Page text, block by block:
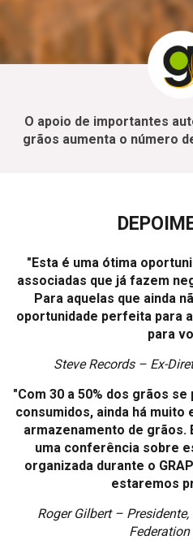
O apoio de importantes
grãos aumenta o número
"Esta é uma ótima
associadas que já fazem
Para aquelas que ainda
oportunidade perfeita para
para
Steve Records – Ex-
"Com 30 a 50% dos grãos
consumidos, ainda há muito
armazenamento de
uma conferência sobre
organizada durante o
estaremos
Roger Gilbert –
Federation